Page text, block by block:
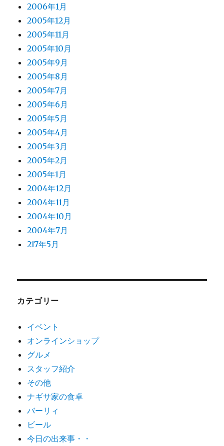
2006年1月
2005年12月
2005年11月
2005年10月
2005年9月
2005年8月
2005年7月
2005年6月
2005年5月
2005年4月
2005年3月
2005年2月
2005年1月
2004年12月
2004年11月
2004年10月
2004年7月
217年5月
カテゴリー
イベント
オンラインショップ
グルメ
スタッフ紹介
その他
ナギサ家の食卓
バーリィ
ビール
今日の出来事・・